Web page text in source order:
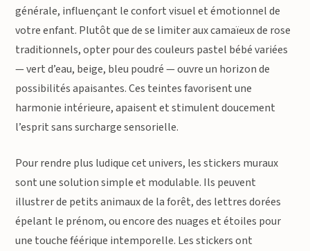
générale, influençant le confort visuel et émotionnel de
votre enfant. Plutôt que de se limiter aux camaïeux de rose
traditionnels, opter pour des couleurs pastel bébé variées
— vert d’eau, beige, bleu poudré — ouvre un horizon de
possibilités apaisantes. Ces teintes favorisent une
harmonie intérieure, apaisent et stimulent doucement
l’esprit sans surcharge sensorielle.
Pour rendre plus ludique cet univers, les stickers muraux
sont une solution simple et modulable. Ils peuvent
illustrer de petits animaux de la forêt, des lettres dorées
épelant le prénom, ou encore des nuages et étoiles pour
une touche féérique intemporelle. Les stickers ont